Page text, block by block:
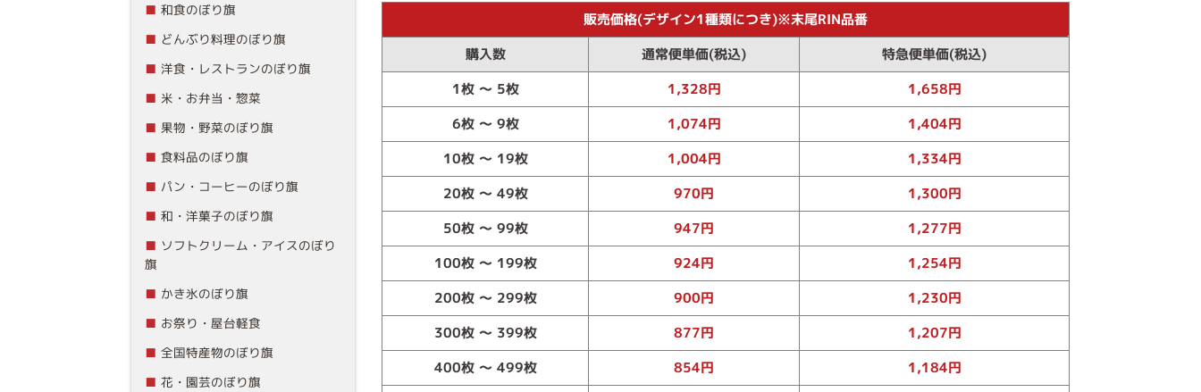
和食のぼり旗
どんぶり料理のぼり旗
洋食・レストランのぼり旗
米・お弁当・惣菜
果物・野菜のぼり旗
食料品のぼり旗
パン・コーヒーのぼり旗
和・洋菓子のぼり旗
ソフトクリーム・アイスのぼり
旗
かき氷のぼり旗
お祭り・屋台軽食
全国特産物のぼり旗
花・園芸のぼり旗
販売価格(デザイン1種類につき)※末尾RIN品番
購入数
通常便単価(税込)
特急便単価(税込)
1枚 ～ 5枚
1,328円
1,658円
6枚 ～ 9枚
1,074円
1,404円
10枚 ～ 19枚
1,004円
1,334円
20枚 ～ 49枚
970円
1,300円
50枚 ～ 99枚
947円
1,277円
100枚 ～ 199枚
924円
1,254円
200枚 ～ 299枚
900円
1,230円
300枚 ～ 399枚
877円
1,207円
400枚 ～ 499枚
854円
1,184円